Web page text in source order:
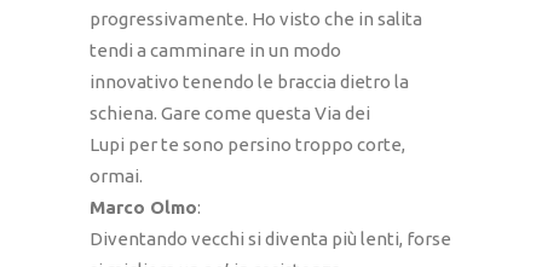
progressivamente. Ho visto che in salita
tendi a camminare in un modo
innovativo tenendo le braccia dietro la
schiena. Gare come questa Via dei
Lupi per te sono persino troppo corte,
ormai.
Marco Olmo:
Diventando vecchi si diventa più lenti, forse